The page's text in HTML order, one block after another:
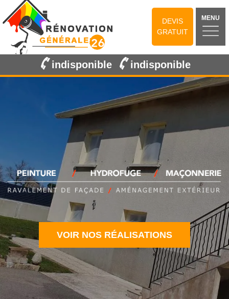
DEVIS
GRATUIT
MENU
indisponible indisponible
VOIR NOS RÉALISATIONS